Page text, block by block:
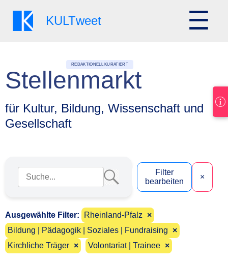
KULTweet ☰
REDAKTIONELL KURATIERT
Stellenmarkt
für Kultur, Bildung, Wissenschaft und
Gesellschaft
Suchbegriff eingeben
Filter
bearbeiten
×
Ausgewählte Filter: Rheinland-Pfalz ×
Bildung | Pädagogik | Soziales | Fundraising ×
Kirchliche Träger × Volontariat | Trainee ×